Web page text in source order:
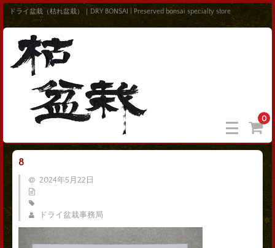
ドライ盆栽（枯れ盆栽）｜DRY BONSAI | Preserved bonsai specialty store
0
8
2024年5月22日
ドライ盆栽事務局